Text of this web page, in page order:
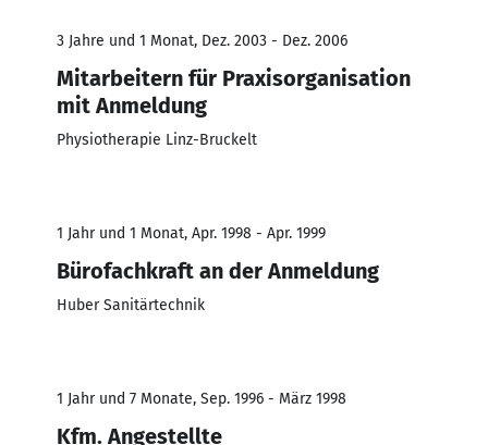
3 Jahre und 1 Monat, Dez. 2003 - Dez. 2006
Mitarbeitern für Praxisorganisation
mit Anmeldung
Physiotherapie Linz-Bruckelt
1 Jahr und 1 Monat, Apr. 1998 - Apr. 1999
Bürofachkraft an der Anmeldung
Huber Sanitärtechnik
1 Jahr und 7 Monate, Sep. 1996 - März 1998
Kfm. Angestellte